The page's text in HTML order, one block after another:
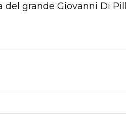
del grande Giovanni Di